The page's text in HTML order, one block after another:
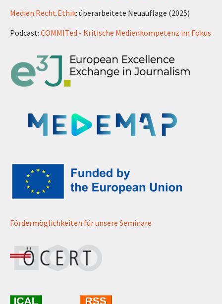
Medien.Recht.Ethik: überarbeitete Neuauflage (2025)
Podcast: COMMITed - Kritische Medienkompetenz im Fokus
Fördermöglichkeiten für unsere Seminare